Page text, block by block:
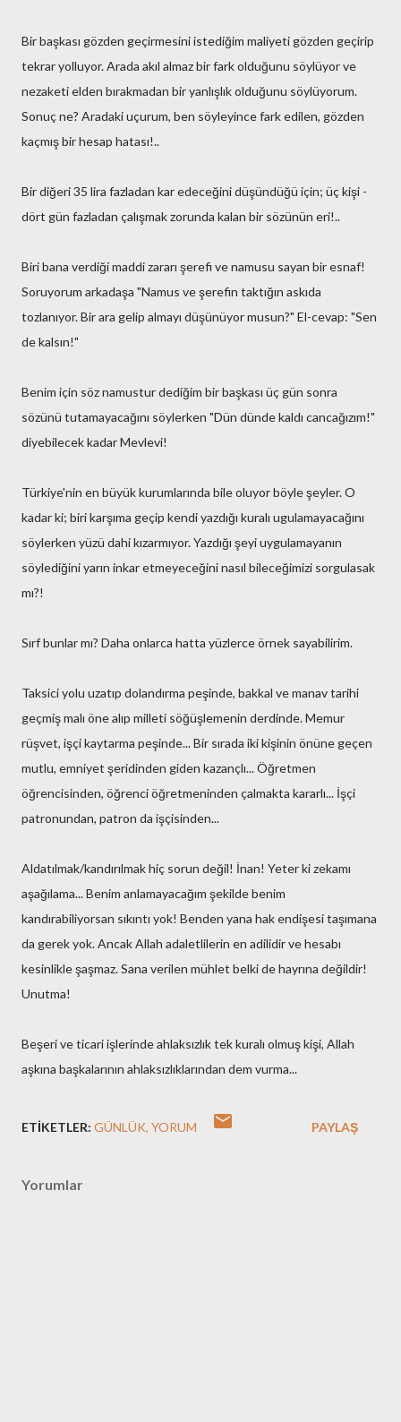
Bir başkası gözden geçirmesini istediğim maliyeti gözden geçirip
tekrar yolluyor. Arada akıl almaz bir fark olduğunu söylüyor ve
nezaketi elden bırakmadan bir yanlışlık olduğunu söylüyorum.
Sonuç ne? Aradaki uçurum, ben söyleyince fark edilen, gözden
kaçmış bir hesap hatası!..
Bir diğeri 35 lira fazladan kar edeceğini düşündüğü için; üç kişi -
dört gün fazladan çalışmak zorunda kalan bir sözünün eri!..
Biri bana verdiği maddi zararı şerefi ve namusu sayan bir esnaf!
Soruyorum arkadaşa "Namus ve şerefin taktığın askıda
tozlanıyor. Bir ara gelip almayı düşünüyor musun?" El-cevap: "Sen
de kalsın!"
Benim için söz namustur dediğim bir başkası üç gün sonra
sözünü tutamayacağını söylerken "Dün dünde kaldı cancağızım!"
diyebilecek kadar Mevlevi!
Türkiye'nin en büyük kurumlarında bile oluyor böyle şeyler. O
kadar ki; biri karşıma geçip kendi yazdığı kuralı ugulamayacağını
söylerken yüzü dahi kızarmıyor. Yazdığı şeyi uygulamayanın
söylediğini yarın inkar etmeyeceğini nasıl bileceğimizi sorgulasak
mı?!
Sırf bunlar mı? Daha onlarca hatta yüzlerce örnek sayabilirim.
Taksici yolu uzatıp dolandırma peşinde, bakkal ve manav tarihi
geçmiş malı öne alıp milleti söğüşlemenin derdinde. Memur
rüşvet, işçi kaytarma peşinde... Bir sırada iki kişinin önüne geçen
mutlu, emniyet şeridinden giden kazançlı... Öğretmen
öğrencisinden, öğrenci öğretmeninden çalmakta kararlı... İşçi
patronundan, patron da işçisinden...
Aldatılmak/kandırılmak hiç sorun değil! İnan! Yeter ki zekamı
aşağılama... Benim anlamayacağım şekilde benim
kandırabiliyorsan sıkıntı yok! Benden yana hak endişesi taşımana
da gerek yok. Ancak Allah adaletlilerin en adilidir ve hesabı
kesinlikle şaşmaz. Sana verilen mühlet belki de hayrına değildir!
Unutma!
Beşeri ve ticari işlerinde ahlaksızlık tek kuralı olmuş kişi, Allah
aşkına başkalarının ahlaksızlıklarından dem vurma...
ETIKETLER: GÜNLÜK YORUM PAYLAŞ
Yorumlar